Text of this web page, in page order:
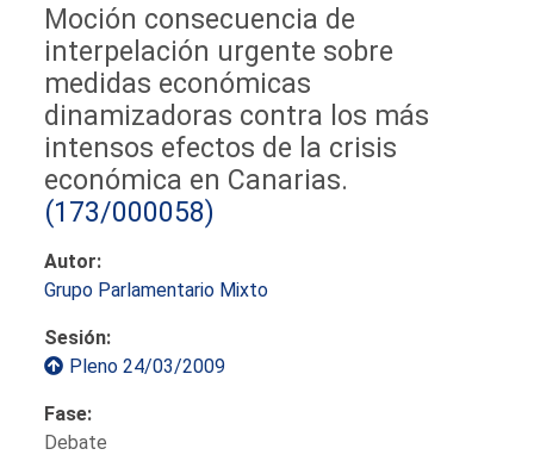
Moción consecuencia de
interpelación urgente sobre
medidas económicas
dinamizadoras contra los más
intensos efectos de la crisis
económica en Canarias.
(173/000058)
Autor:
Grupo Parlamentario Mixto
Sesión:
Pleno 24/03/2009
Fase:
Debate